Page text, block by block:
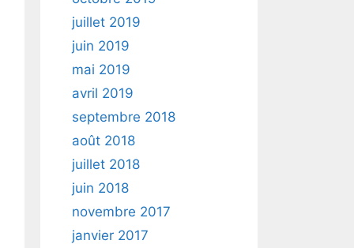
juillet 2019
juin 2019
mai 2019
avril 2019
septembre 2018
août 2018
juillet 2018
juin 2018
novembre 2017
janvier 2017